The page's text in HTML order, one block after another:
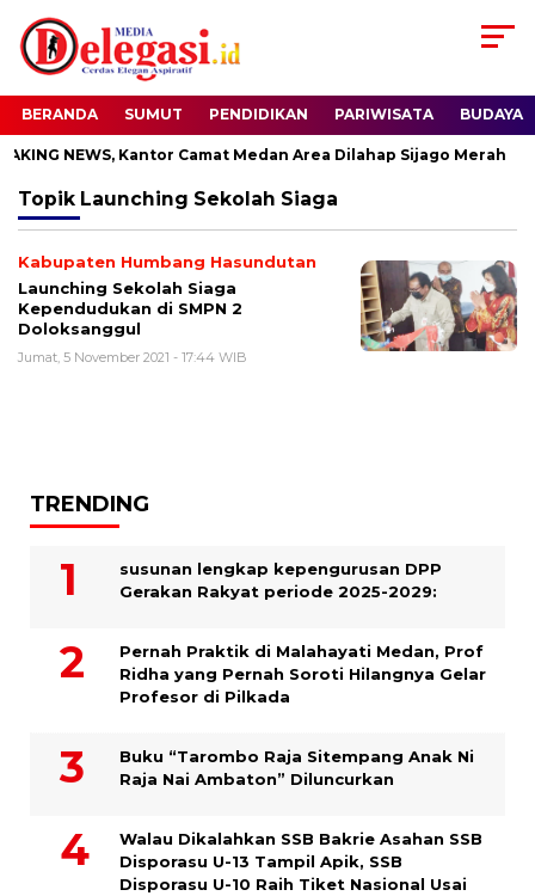
BERANDA SUMUT PENDIDIKAN PARIWISATA BUDAYA
NEWS, Kantor Camat Medan Area Dilahap Sijago Merah
Topik Launching Sekolah Siaga
Kabupaten Humbang Hasundutan
Launching Sekolah Siaga
Kependudukan di SMPN 2
Doloksanggul
Jumat, 5 November 2021 - 17:44 WIB
TRENDING
susunan lengkap kepengurusan DPP
Gerakan Rakyat periode 2025-2029:
Pernah Praktik di Malahayati Medan, Prof
Ridha yang Pernah Soroti Hilangnya Gelar
Profesor di Pilkada
Buku “Tarombo Raja Sitempang Anak Ni
Raja Nai Ambaton” Diluncurkan
Walau Dikalahkan SSB Bakrie Asahan SSB
Disporasu U-13 Tampil Apik, SSB
Disporasu U-10 Raih Tiket Nasional Usai